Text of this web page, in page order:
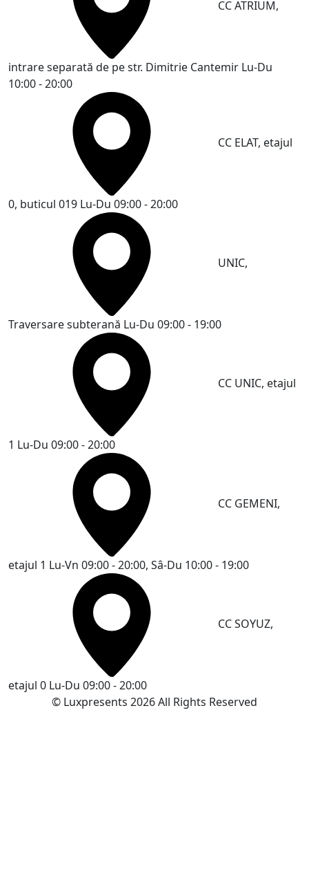
CC ATRIUM,
intrare separată de pe str. Dimitrie Cantemir Lu-Du
10:00 - 20:00
CC ELAT, etajul
0, buticul 019 Lu-Du 09:00 - 20:00
UNIC,
Traversare subterană Lu-Du 09:00 - 19:00
CC UNIC, etajul
1 Lu-Du 09:00 - 20:00
CC GEMENI,
etajul 1 Lu-Vn 09:00 - 20:00, Sâ-Du 10:00 - 19:00
CC SOYUZ,
etajul 0 Lu-Du 09:00 - 20:00
© Luxpresents 2026 All Rights Reserved